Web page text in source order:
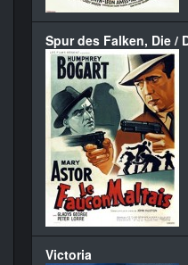
Spur des Falken, Die /
Victoria